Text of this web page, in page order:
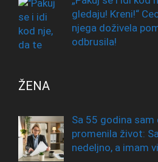
gledaju! Kreni!“
njega doživela
odbrusila!
ŽENA
Sa 55 godina sam
promenila život:
nedeljno, a imam